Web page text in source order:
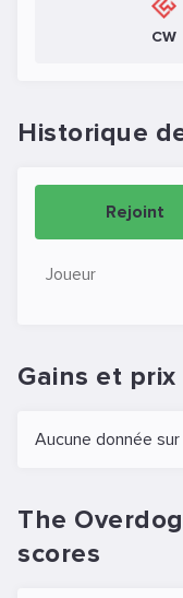
CW
Historique
Rejoint
Joueur
Gains et prix
Aucune donnée
The
scores